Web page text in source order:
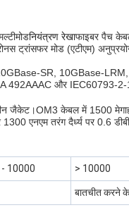
नियंत्रण रेखाफाइबर पैच
ट्रांसफर मोड (एटीएम)
SR, 10GBase-LRM,
492AAAC और IEC60793-2-
जैकेट।OM3 केबल में 1500
एनएम तरंग दैर्ध्य पर 0.6
10000 > 10000
बातचीत करने